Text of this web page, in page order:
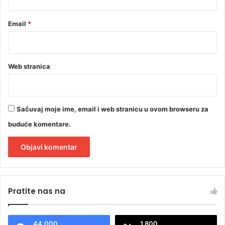
Email *
Web stranica
Sačuvaj moje ime, email i web stranicu u ovom browseru za
buduće komentare.
tPratite nas na